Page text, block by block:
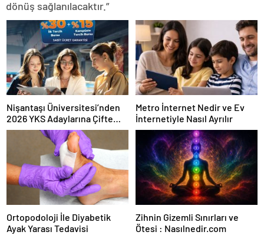
dönüş sağlanılacaktır.”
Nişantaşı Üniversitesi’nden
2026 YKS Adaylarına Çifte
Güvence: Sabit Ücret ve
Kesintisiz Burs
Metro İnternet Nedir ve Ev
İnternetiyle Nasıl Ayrılır
Ortopodoloji İle Diyabetik
Ayak Yarası Tedavisi
Zihnin Gizemli Sınırları ve
Ötesi : Nasılnedir.com